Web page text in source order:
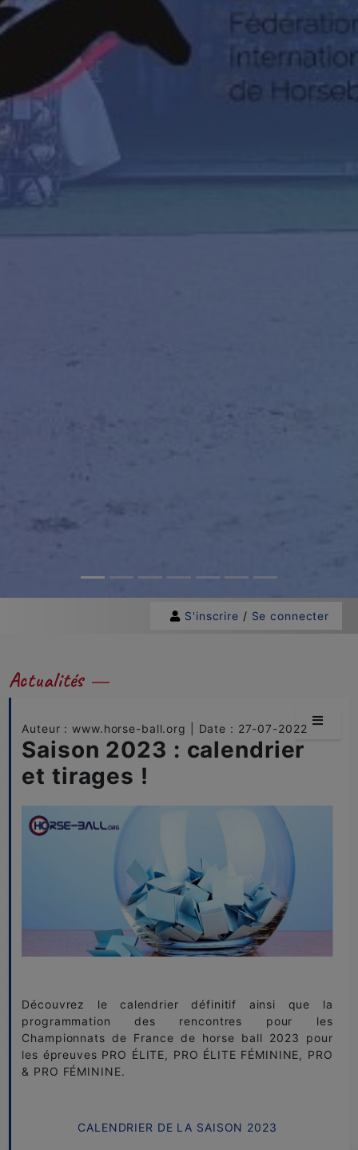
S'inscrire / Se connecter
Actualités
Auteur : www.horse-ball.org | Date : 27-07-2022
Saison 2023 : calendrier
et tirages !
Découvrez le calendrier définitif ainsi que la
programmation des rencontres pour les
Championnats de France de horse ball 2023 pour
les épreuves PRO ÉLITE, PRO ÉLITE FÉMININE, PRO
& PRO FÉMININE.
CALENDRIER DE LA SAISON 2023